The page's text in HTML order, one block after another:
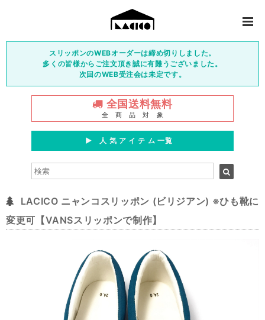
スリッポンのWEBオーダーは締め切りしました。
多くの皆様からご注文頂き誠に有難うございました。
次回のWEB受注会は未定です。
全国送料無料
全 商 品 対 象
▶︎ 人 気 ア イ テ ム 一覧
LACICO ニャンコスリッポン (ビリジアン) ※ひも靴に
変更可【VANSスリッポンで制作】